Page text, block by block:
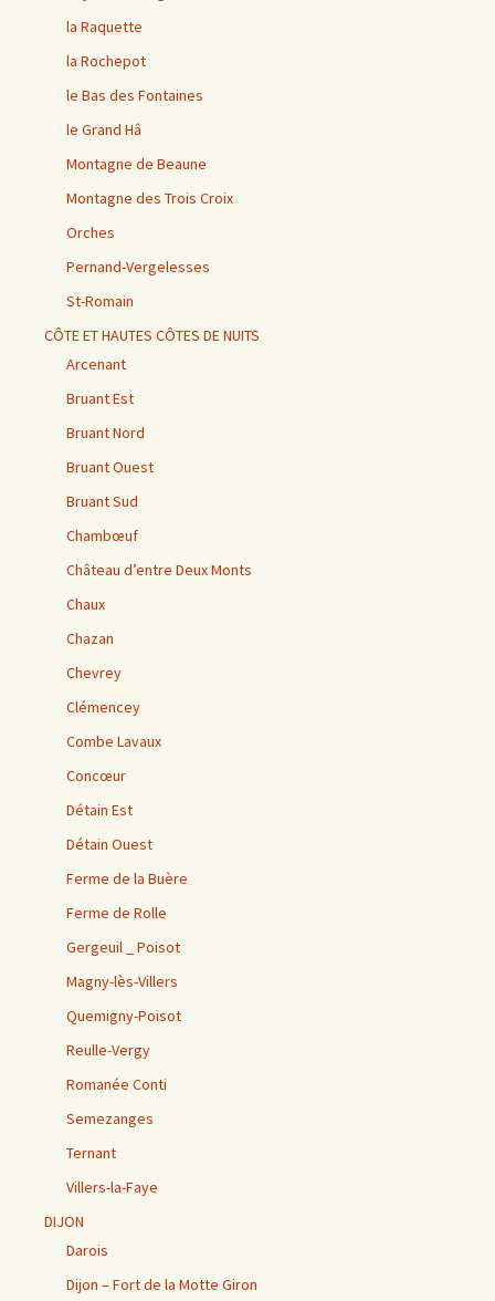
la Raquette
la Rochepot
le Bas des Fontaines
le Grand Hâ
Montagne de Beaune
Montagne des Trois Croix
Orches
Pernand-Vergelesses
St-Romain
CÔTE ET HAUTES CÔTES DE NUITS
Arcenant
Bruant Est
Bruant Nord
Bruant Ouest
Bruant Sud
Chambœuf
Château d’entre Deux Monts
Chaux
Chazan
Chevrey
Clémencey
Combe Lavaux
Concœur
Détain Est
Détain Ouest
Ferme de la Buère
Ferme de Rolle
Gergeuil _ Poisot
Magny-lès-Villers
Quemigny-Poisot
Reulle-Vergy
Romanée Conti
Semezanges
Ternant
Villers-la-Faye
DIJON
Darois
Dijon – Fort de la Motte Giron